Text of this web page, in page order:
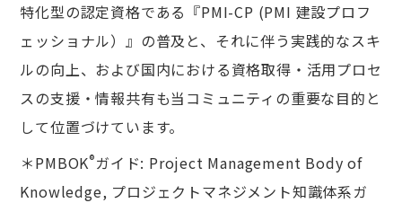
特化型の認定資格である『PMI-CP (PMI 建設プロフ
ェッショナル）』の普及と、それに伴う実践的なスキ
ルの向上、および国内における資格取得・活用プロセ
スの支援・情報共有も当コミュニティの重要な目的と
して位置づけています。
＊PMBOK®ガイド: Project Management Body of
Knowledge, プロジェクトマネジメント知識体系ガ